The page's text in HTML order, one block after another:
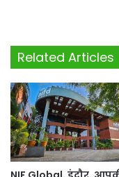
Related Articles